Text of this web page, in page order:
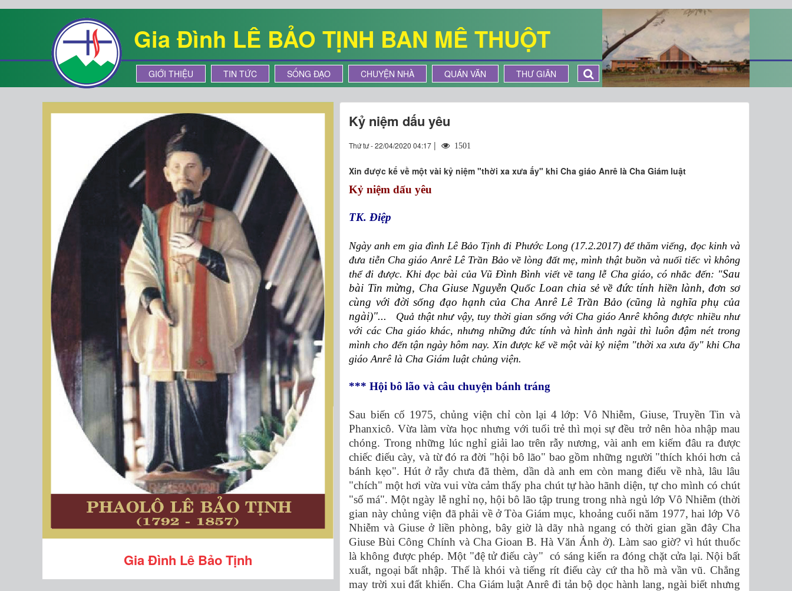
Gia Đình LÊ BẢO TỊNH BAN MÊ THUỘT
GIỚI THIỆU TIN TỨC SỐNG ĐẠO CHUYỆN NHÀ QUÁN VĂN THƯ GIÃN
Kỷ niệm dấu yêu
Thứ tư - 22/04/2020 04:17 | 1501
Xin được kể về một vài kỷ niệm "thời xa xưa ấy" khi Cha giáo Anrê là Cha Giám luật
Kỷ niệm dấu yêu
TK. Điệp
Ngày anh em gia đình Lê Bảo Tịnh đi Phước Long (17.2.2017) để thăm viếng, đọc kinh và
đưa tiễn Cha giáo Anrê Lê Trần Bảo về lòng đất mẹ, mình thật buồn và nuối tiếc vì không
thể đi được. Khi đọc bài của Vũ Đình Bình viết về tang lễ Cha giáo, có nhắc đến: "Sau
bài Tin mừng, Cha Giuse Nguyễn Quốc Loan chia sẻ về đức tính hiền lành, đơn sơ
cùng với đời sống đạo hạnh của Cha Anrê Lê Trần Bảo (cũng là nghĩa phụ của
ngài)"...
Quả thật như vậy, tuy thời gian sống với Cha giáo Anrê không được nhiều như
với các Cha giáo khác, nhưng những đức tính và hình ảnh ngài thì luôn đậm nét trong
mình cho đến tận ngày hôm nay. Xin được kể về một vài kỷ niệm "thời xa xưa ấy" khi Cha
giáo Anrê là Cha Giám luật chủng viện.
***Hội bô lão và câu chuyện bánh tráng
Sau biến cố 1975, chủng viện chỉ còn lại 4 lớp: Vô Nhiễm, Giuse, Truyền Tin và
Phanxicô. Vừa làm vừa học nhưng với tuổi trẻ thì mọi sự đều trở nên hòa nhập mau
chóng. Trong những lúc nghỉ giải lao trên rẫy nương, vài anh em kiếm đâu ra được
chiếc điếu cày, và từ đó ra đời "hội bô lão" bao gồm những người "thích khói hơn cả
bánh kẹo". Hút ở rẫy chưa đã thèm, dần dà anh em còn mang điếu về nhà, lâu lâu
"chích" một hơi vừa vui vừa cảm thấy pha chút tự hào hãnh diện, tự cho mình có chút
"số má". Một ngày lễ nghỉ nọ, hội bô lão tập trung trong nhà ngủ lớp Vô Nhiễm (thời
gian này chủng viện đã phải về ở Tòa Giám mục, khoảng cuối năm 1977, hai lớp Vô
Nhiễm và Giuse ở liền phòng, bây giờ là dãy nhà ngang có thời gian gần đây Cha
Giuse Bùi Công Chính và Cha Gioan B. Hà Văn Ánh ở). Làm sao giờ? vì hút thuốc
là không được phép. Một "đệ tử điếu cày" có sáng kiến ra đóng chặt cửa lại. Nội bất
xuất, ngoại bất nhập. Thế là khói và tiếng rít điếu cày cứ tha hồ mà vần vũ. Chẳng
may trời xui đất khiến. Cha Giám luật Anrê đi tản bộ dọc hành lang, ngài biết nhưng
Gia Đình Lê Bảo Tịnh